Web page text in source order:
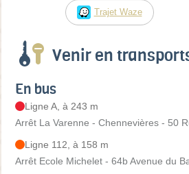
Trajet Waze
Venir en
En bus
Ligne A, à 243 m
Arrêt La Varenne - Chennevières - 50
Ligne 112, à 158 m
Arrêt Ecole Michelet - 64b Avenue du